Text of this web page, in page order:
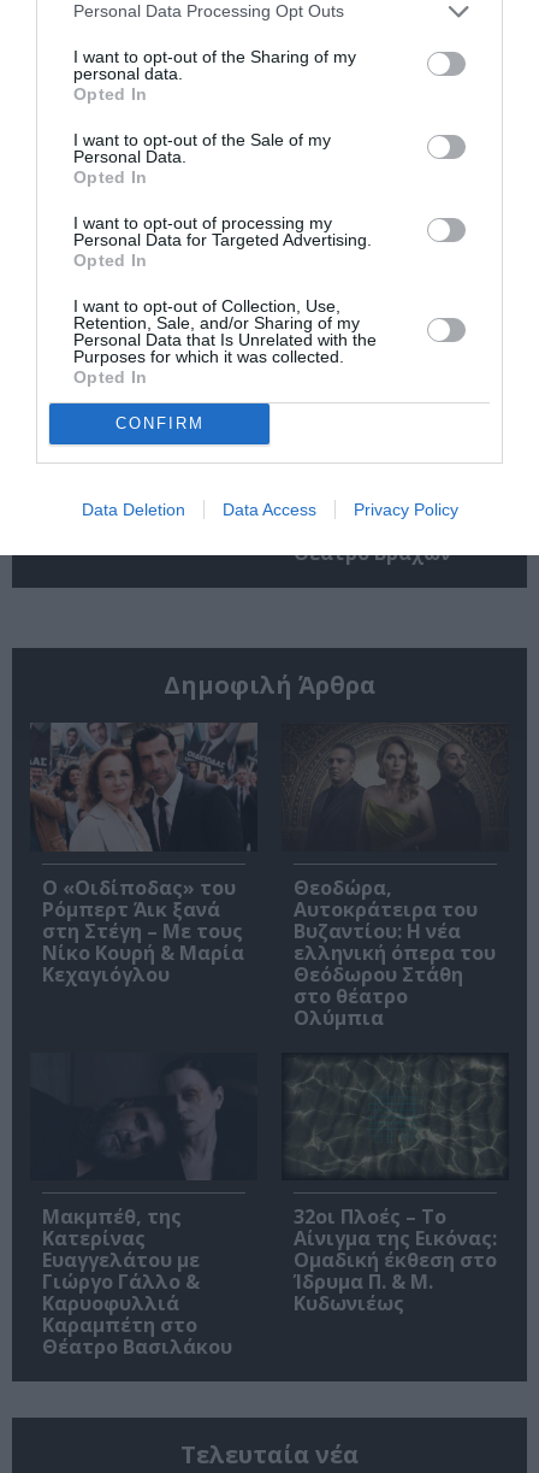
Personal Data Processing Opt Outs
I want to opt-out of the Sharing of my
personal data.
Opted In
I want to opt-out of the Sale of my
Personal Data.
Opted In
I want to opt-out of processing my
Personal Data for Targeted Advertising.
Opted In
I want to opt-out of Collection, Use,
Retention, Sale, and/or Sharing of my
Personal Data that Is Unrelated with the
Purposes for which it was collected.
Opted In
CONFIRM
Data Deletion Data Access Privacy Policy
του Θάνου
Αλεξανδρή σε
σκηνοθεσία
στο Θέατρο
Ολύμπια
Μικρή Προσευχή
στις 3κ46 π.μ., της
Εναλλακτική Σκηνή
ΕΛΣ
«ΖΗΤΩ τα λαϊκά
κορίτσια!», του
στο Θέατρο
επίσκεψη στο έργο
από τον Νίκο
Θέατρο Βράχων
Δημοφιλή Άρθρα
O «Οιδίποδας» του
Ρόμπερτ Άικ ξανά
στη Στέγη – Με τους
Νίκο Κουρή & Μαρία
Κεχαγιόγλου
Θεοδώρα,
Αυτοκράτειρα του
Βυζαντίου: Η νέα
ελληνική όπερα του
Θεόδωρου Στάθη
στο θέατρο
Ολύμπια
Μακμπέθ, της
Κατερίνας
Ευαγγελάτου με
Γιώργο Γάλλο &
Καρυοφυλλιά
Καραμπέτη στο
Θέατρο Βασιλάκου
32οι Πλοές – Το
Αίνιγμα της Εικόνας:
Ομαδική έκθεση στο
Ίδρυμα Π. & Μ.
Κυδωνιέως
Τελευταία νέα